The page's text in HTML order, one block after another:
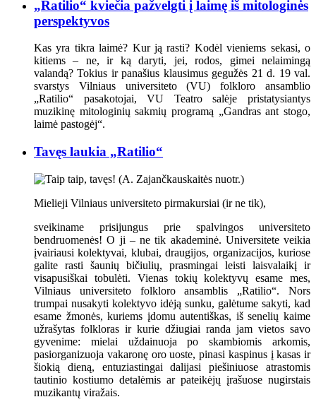
„Ratilio“ kviečia pažvelgti į laimę iš mitologinės
perspektyvos
Kas yra tikra laimė? Kur ją rasti? Kodėl vieniems sekasi, o
kitiems – ne, ir ką daryti, jei, rodos, gimei nelaimingą
valandą? Tokius ir panašius klausimus gegužės 21 d. 19 val.
svarstys Vilniaus universiteto (VU) folkloro ansamblio
„Ratilio“ pasakotojai, VU Teatro salėje pristatysiantys
muzikinę mitologinių sakmių programą „Gandras ant stogo,
laimė pastogėj“.
Tavęs laukia „Ratilio“
Mielieji Vilniaus universiteto pirmakursiai (ir ne tik),
sveikiname prisijungus prie spalvingos universiteto
bendruomenės! O ji – ne tik akademinė. Universitete veikia
įvairiausi kolektyvai, klubai, draugijos, organizacijos, kuriose
galite rasti šaunių bičiulių, prasmingai leisti laisvalaikį ir
visapusiškai tobulėti. Vienas tokių kolektyvų esame mes,
Vilniaus universiteto folkloro ansamblis „Ratilio“. Nors
trumpai nusakyti kolektyvo idėją sunku, galėtume sakyti, kad
esame žmonės, kuriems įdomu autentiškas, iš senelių kaime
užrašytas folkloras ir kurie džiugiai randa jam vietos savo
gyvenime: mielai uždainuoja po skambiomis arkomis,
pasiorganizuoja vakaronę oro uoste, pinasi kaspinus į kasas ir
šiokią dieną, entuziastingai dalijasi piešiniuose atrastomis
tautinio kostiumo detalėmis ar pateikėjų įrašuose nugirstais
muzikantų viražais.